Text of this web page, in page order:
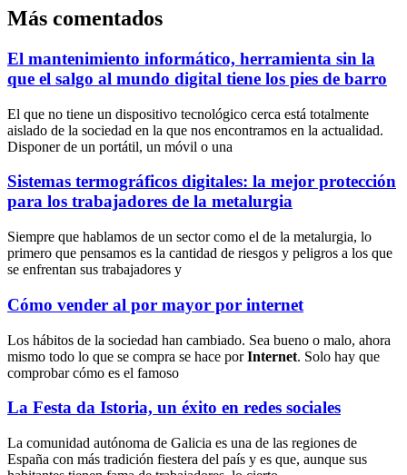
Más comentados
El mantenimiento informático, herramienta sin la
que el salgo al mundo digital tiene los pies de barro
El que no tiene un dispositivo tecnológico cerca está totalmente
aislado de la sociedad en la que nos encontramos en la actualidad.
Disponer de un portátil, un móvil o una
Sistemas termográficos digitales: la mejor protección
para los trabajadores de la metalurgia
Siempre que hablamos de un sector como el de la metalurgia, lo
primero que pensamos es la cantidad de riesgos y peligros a los que
se enfrentan sus trabajadores y
Cómo vender al por mayor por internet
Los hábitos de la sociedad han cambiado. Sea bueno o malo, ahora
mismo todo lo que se compra se hace porInternet. Solo hay que
comprobar cómo es el famoso
La Festa da Istoria, un éxito en redes sociales
La comunidad autónoma de Galicia es una de las regiones de
España con más tradición fiestera del país y es que, aunque sus